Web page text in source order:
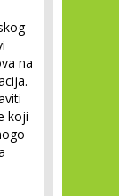
na
koji